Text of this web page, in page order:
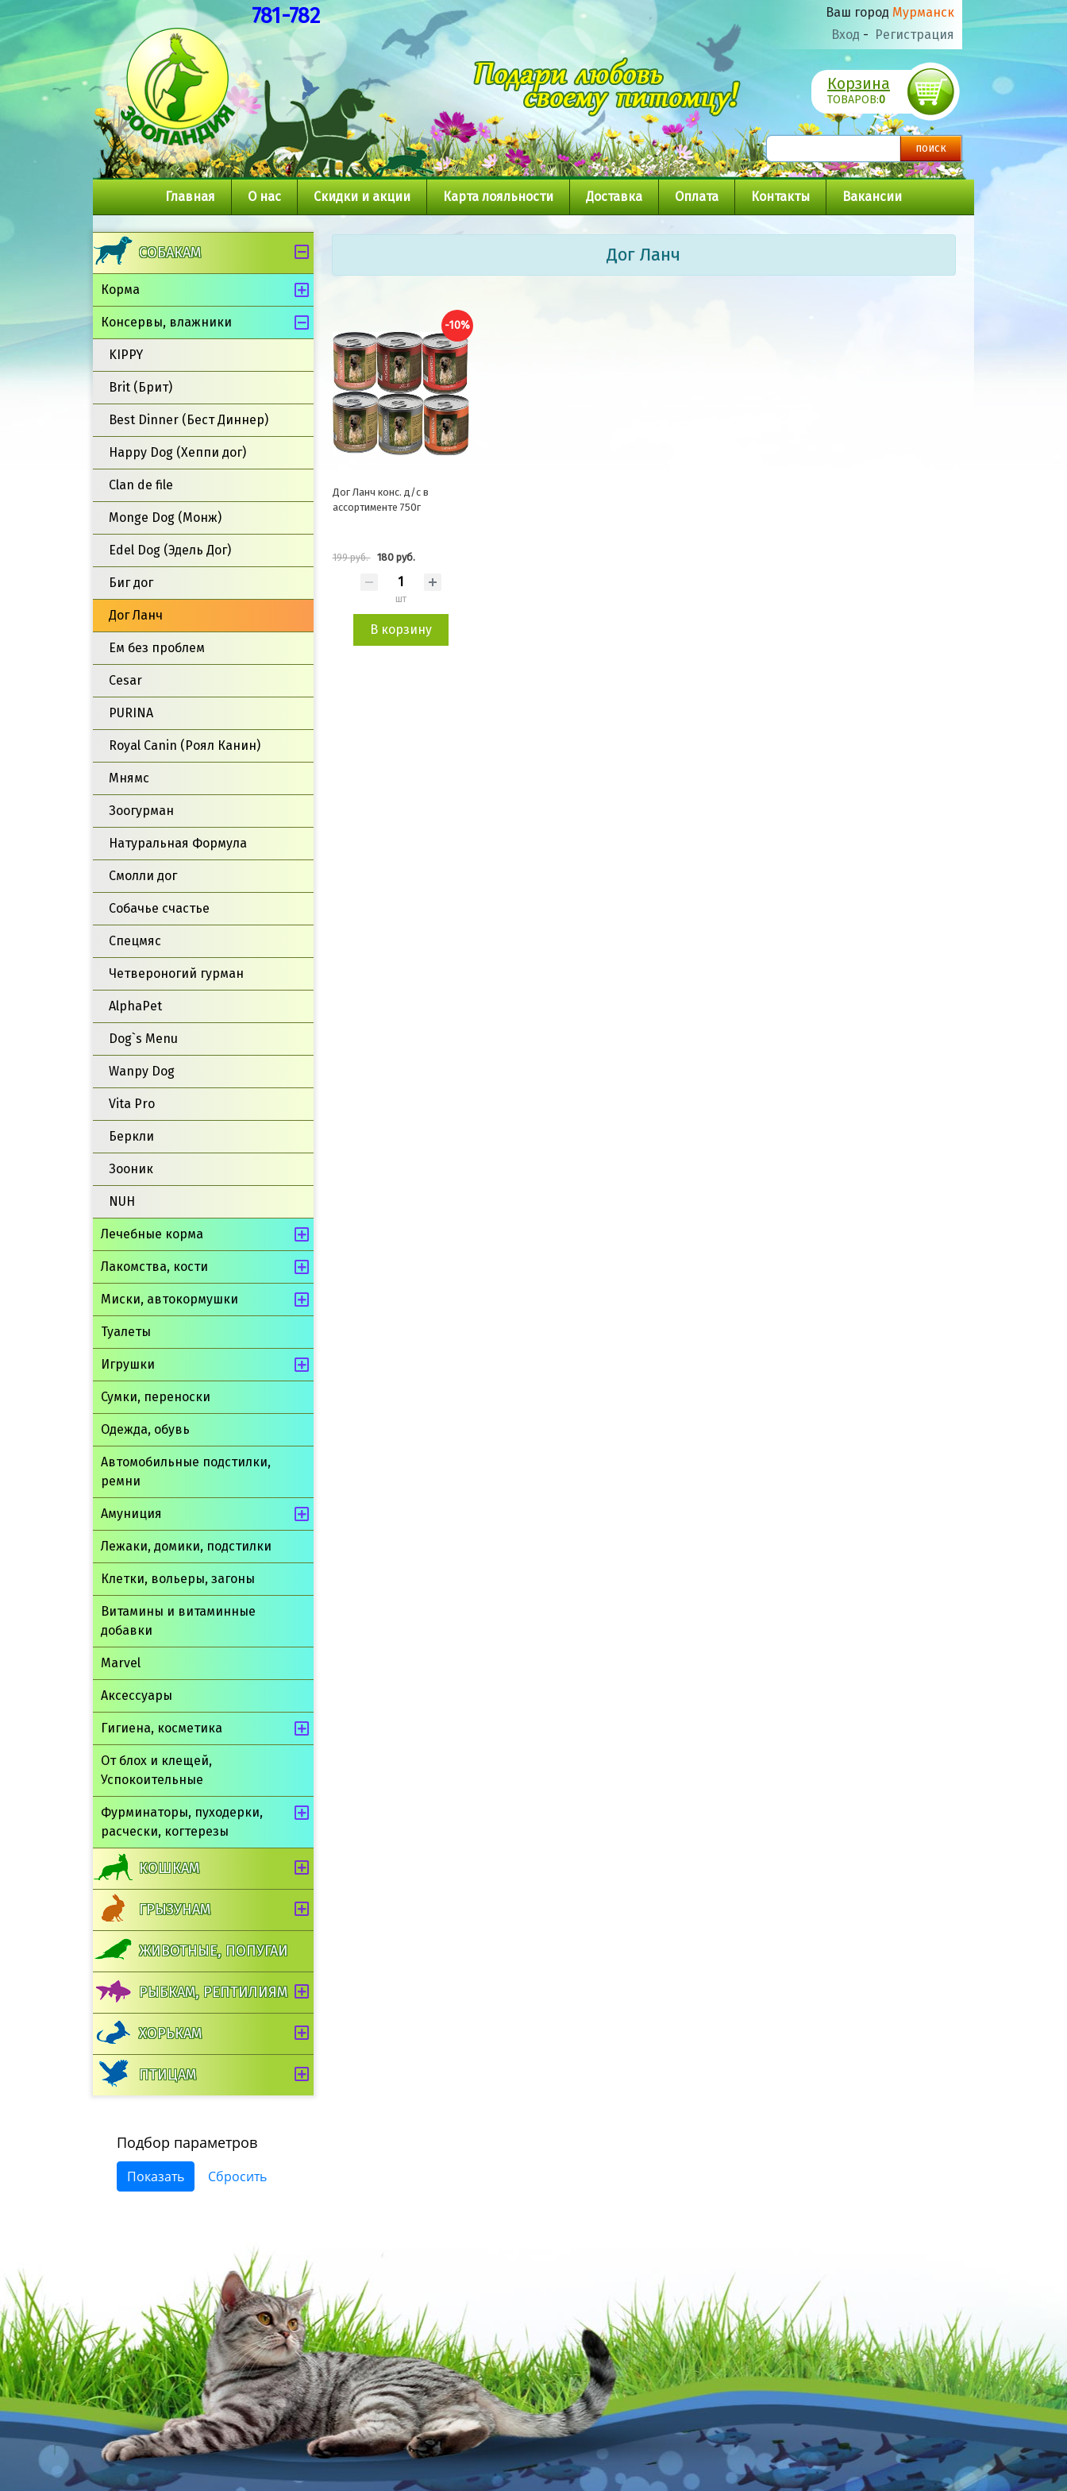
781-782 Ваш город Мурманск
Вход - Регистрация
Корзина
ТОВАРОВ:0
Главная О нас Скидки и акции Карта лояльности Доставка Оплата Контакты Вакансии
СОБАКАМ
Корма
Консервы, влажники
KIPPY
Brit (Брит)
Best Dinner (Бест Диннер)
Happy Dog (Хеппи дог)
Clan de file
Monge Dog (Монж)
Edel Dog (Эдель Дог)
Биг дог
Дог Ланч
Ем без проблем
Cesar
PURINA
Royal Canin (Роял Канин)
Мнямс
Зоогурман
Натуральная Формула
Смолли дог
Собачье счастье
Спецмяс
Четвероногий гурман
AlphaPet
Dog`s Menu
Wanpy Dog
Vita Pro
Беркли
Зооник
NUH
Лечебные корма
Лакомства, кости
Миски, автокормушки
Туалеты
Игрушки
Сумки, переноски
Одежда, обувь
Автомобильные подстилки,
ремни
Амуниция
Лежаки, домики, подстилки
Клетки, вольеры, загоны
Витамины и витаминные
добавки
Marvel
Аксессуары
Гигиена, косметика
От блох и клещей,
Успокоительные
Фурминаторы, пуходерки,
расчески, когтерезы
КОШКАМ
ГРЫЗУНАМ
ЖИВОТНЫЕ, ПОПУГАИ
РЫБКАМ, РЕПТИЛИЯМ
ХОРЬКАМ
ПТИЦАМ
Подбор параметров
Дог Ланч
-10%
Дог Ланч конс. д/с в
ассортименте 750г
199 руб. 180 руб.
шт
В корзину